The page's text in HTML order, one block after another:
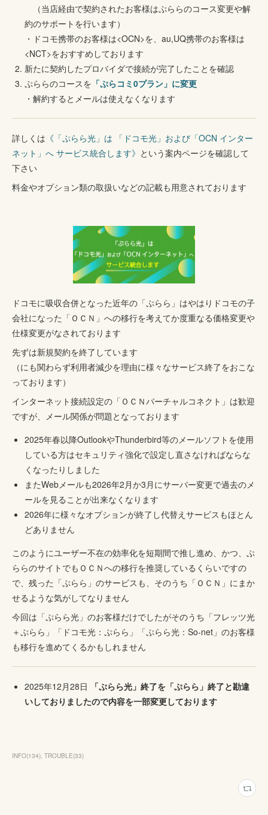
（当店経由で契約されたお客様はぷららのコース変更や解
約のサポートを行います）
・ドコモ携帯のお客様は<OCN>を、au,UQ携帯のお客様は
<NCT>をおすすめしております
新たに契約したプロバイダで接続が完了したことを確認
ぷららのコースを 「ぷらコミ0プラン」に変更
・解約するとメールは使えなくなります
詳しくは 《「ぷらら光」は 「ドコモ光」および「OCN インター
ネット」へ サービス統合します》 という案内ページを確認して
下さい
料金やオプション類の取扱いなどの記載も用意されております
ドコモに吸収合併となった近年の「ぷらら」はやはりドコモの子
会社になった「ＯＣＮ」への移行を考えてか度重なる価格変更や
仕様変更がなされております
先ずは新規契約を終了しています
（にも関わらず利用者減少を理由に様々なサービス終了をおこな
っております）
インターネット接続設定の「ＯＣＮバーチャルコネクト」は歓迎
ですが、メール関係が問題となっております
2025年春以降OutlookやThunderbird等のメールソフトを使用
している方はセキュリティ強化で設定し直さなければならな
くなったりしました
またWebメールも2026年2月か3月にサーバー変更で過去のメ
ールを見ることが出来なくなります
2026年に様々なオプションが終了し代替えサービスもほとん
どありません
このようにユーザー不在の効率化を短期間で推し進め、かつ、ぷ
ららのサイトでもＯＣＮへの移行を推奨しているくらいですの
で、残った「ぷらら」のサービスも、そのうち「ＯＣＮ」にまか
せるような気がしてなりません
今回は「ぷらら光」のお客様だけでしたがそのうち「フレッツ光
＋ぷらら」「ドコモ光：ぷらら」「ぷらら光：So-net」のお客様
も移行を進めてくるかもしれません
2025年12月28日
「ぷらら光」終了を「ぷらら」終了と勘違
いしておりましたので内容を一部変更しております
INFO(134) TROUBLE(33)